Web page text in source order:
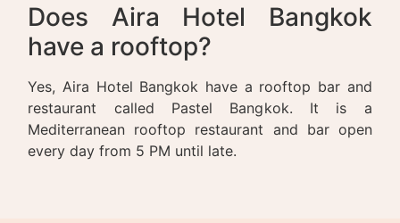
Does Aira Hotel Bangkok
have a rooftop?
Yes, Aira Hotel Bangkok have a rooftop bar and
restaurant called Pastel Bangkok. It is a
Mediterranean rooftop restaurant and bar open
every day from 5 PM until late.